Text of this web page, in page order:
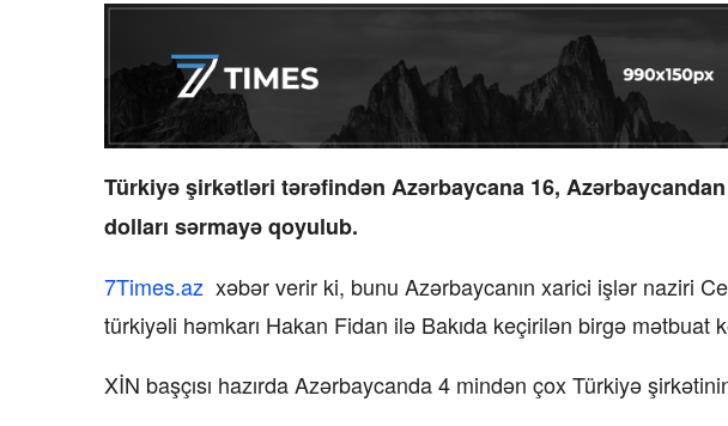
Türkiyə şirkətləri tərəfindən Azərbaycana 16,
dolları sərmayə qoyulub.
7Times.az xəbər verir ki, bunu Azərbaycanın xarici işlər naziri
türkiyəli həmkarı Hakan Fidan ilə Bakıda keçirilən birgə mətbuat
XİN başçısı hazırda Azərbaycanda 4 mindən çox Türkiyə